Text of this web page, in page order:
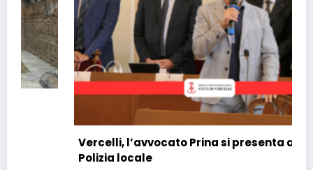
Vercelli, l’avvocato Prina si presenta alla
20